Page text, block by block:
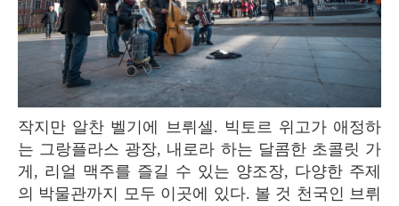
작지만 알찬 벨기에 브뤼셀. 빅토르 위고가 애정하
는 그랑플라스 광장, 내로라 하는 달콤한 초콜릿 가
게, 리얼 맥주를 즐길 수 있는 양조장, 다양한 주제
의 박물관까지 모두 이곳에 있다. 볼 것 천국인 브뤼